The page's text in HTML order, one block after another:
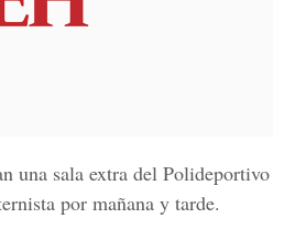
una sala extra del Polideportivo
por mañana y tarde.